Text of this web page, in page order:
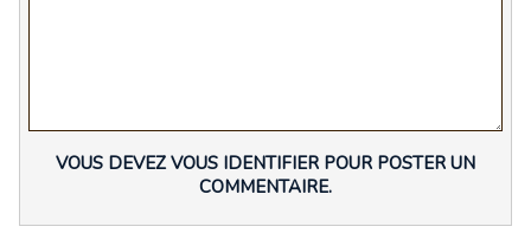
VOUS DEVEZ VOUS IDENTIFIER POUR POSTER UN
COMMENTAIRE.